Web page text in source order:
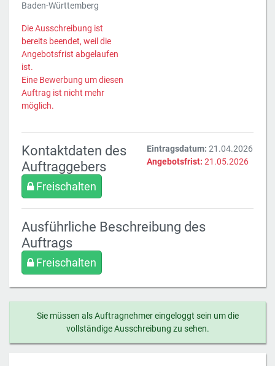
Baden-Württemberg
Die Ausschreibung ist
bereits beendet, weil die
Angebotsfrist abgelaufen
ist.
Eine Bewerbung um diesen
Auftrag ist nicht mehr
möglich.
Kontaktdaten des
Auftraggebers
Freischalten
Eintragsdatum: 21.04.2026
Angebotsfrist: 21.05.2026
Ausführliche Beschreibung des
Auftrags
Freischalten
Sie müssen als Auftragnehmer eingeloggt sein um die
vollständige Ausschreibung zu sehen.